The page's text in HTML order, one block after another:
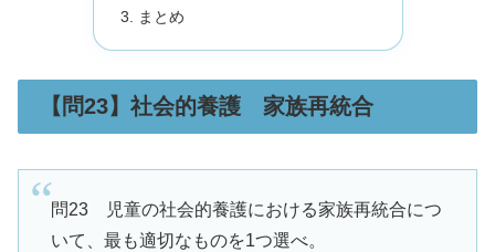
まとめ
【問23】社会的養護 家族再統合
問23 児童の社会的養護における家族再統合につ
いて、最も適切なものを1つ選べ。